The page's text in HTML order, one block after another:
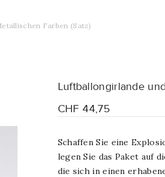
Farben (Satz)
Luftballongirlande
CHF 44,75
Schaffen Sie eine
legen Sie das Paket auf
die sich in einen